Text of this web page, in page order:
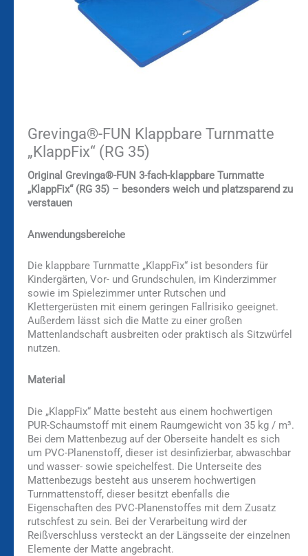
Grevinga®-FUN Klappbare Turnmatte
„KlappFix“ (RG 35)
Original Grevinga®-FUN 3-fach-klappbare Turnmatte
„KlappFix“ (RG 35) – besonders weich und platzsparend zu
verstauen
Anwendungsbereiche
Die klappbare Turnmatte „KlappFix“ ist besonders für
Kindergärten, Vor- und Grundschulen, im Kinderzimmer
sowie im Spielezimmer unter Rutschen und
Klettergerüsten mit einem geringen Fallrisiko geeignet.
Außerdem lässt sich die Matte zu einer großen
Mattenlandschaft ausbreiten oder praktisch als Sitzwürfel
nutzen.
Material
Die „KlappFix“ Matte besteht aus einem hochwertigen
PUR-Schaumstoff mit einem Raumgewicht von 35 kg / m³.
Bei dem Mattenbezug auf der Oberseite handelt es sich
um PVC-Planenstoff, dieser ist desinfizierbar, abwaschbar
und wasser- sowie speichelfest. Die Unterseite des
Mattenbezugs besteht aus unserem hochwertigen
Turnmattenstoff, dieser besitzt ebenfalls die
Eigenschaften des PVC-Planenstoffes mit dem Zusatz
rutschfest zu sein. Bei der Verarbeitung wird der
Reißverschluss versteckt an der Längsseite der einzelnen
Elemente der Matte angebracht.